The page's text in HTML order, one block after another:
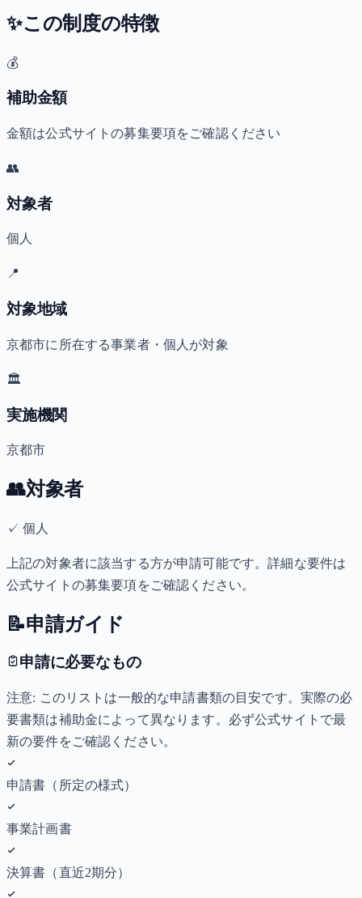
✨この制度の特徴
💰
補助金額
金額は公式サイトの募集要項をご確認ください
👥
対象者
個人
📍
対象地域
京都市に所在する事業者・個人が対象
🏛️
実施機関
京都市
👥対象者
✓個人
上記の対象者に該当する方が申請可能です。詳細な要件は
公式サイトの募集要項をご確認ください。
📝申請ガイド
申請に必要なもの
注意: このリストは一般的な申請書類の目安です。実際の必
要書類は補助金によって異なります。必ず公式サイトで最
新の要件をご確認ください。
申請書（所定の様式）
事業計画書
決算書（直近2期分）